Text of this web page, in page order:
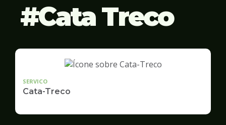
Cata Treco
SERVICO
Cata-Treco